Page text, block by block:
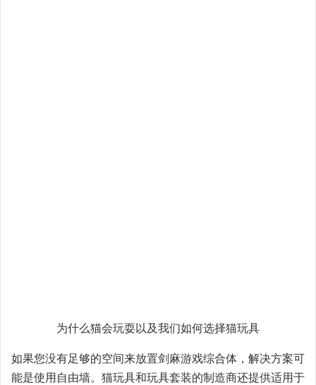
为什么猫会玩耍以及我们如何选择猫玩具
如果您没有足够的空间来放置剑麻游戏综合体，解决方案可
能是使用自由墙。猫玩具和玩具套装的制造商还提供适用于